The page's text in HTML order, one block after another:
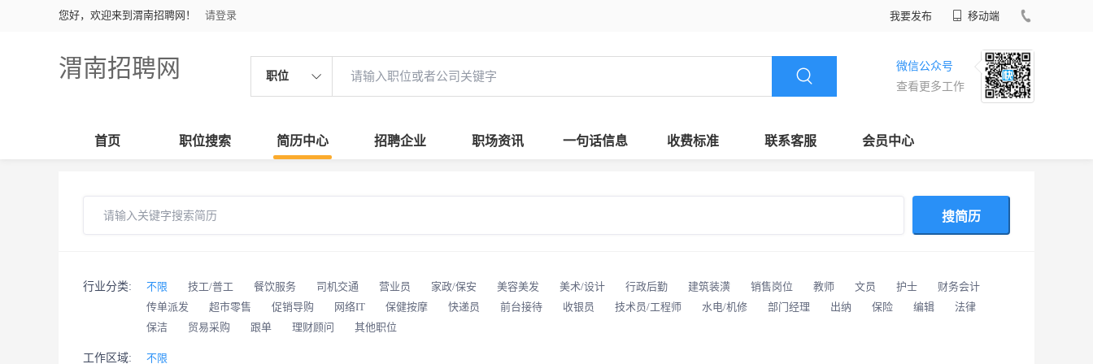
您好，欢迎来到渭南招聘网！ 请登录 我要发布 移动端
渭南招聘网 职位
微信公众号
查看更多工作
首页 职位搜索 简历中心 招聘企业 职场资讯 一句话信息 收费标准 联系客服 会员中心
搜简历
行业分类: 不限 技工/普工 餐饮服务 司机交通 营业员 家政/保安 美容美发 美术/设计 行政后勤 建筑装潢 销售岗位 教师 文员 护士
财务会计
传单派发
超市零售 促销导购 网络IT 保健按摩 快递员 前台接待 收银员 技术员/工程师 水电/机修 部门经理 出纳 保险 编辑
法律
保洁
贸易采购 跟单 理财顾问 其他职位
工作区域: 不限